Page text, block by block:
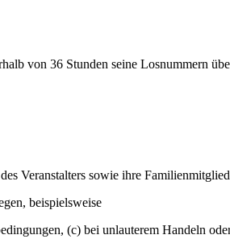
von 36 Stunden seine Losnummern
Veranstalters sowie ihre
beispielsweise
(c) bei unlauterem Handeln